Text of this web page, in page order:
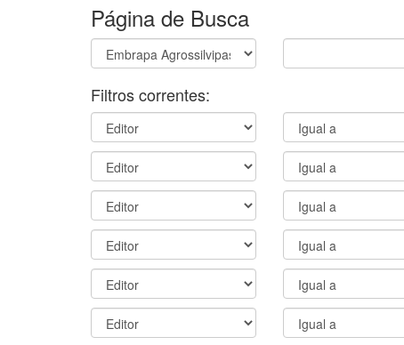
Página de Busca
Filtros correntes: